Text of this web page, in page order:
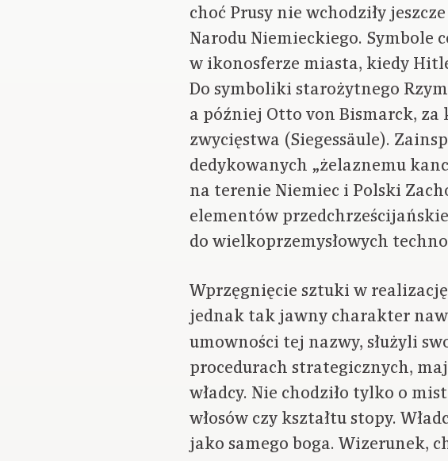
choć Prusy nie wchodziły
Narodu Niemieckiego. Symbole
w ikonosferze miasta, kiedy
Do symboliki starożytnego
a później Otto von Bismarck,
zwycięstwa (Siegessäule).
dedykowanych „żelaznemu
na terenie Niemiec i Polski
elementów
do wielkoprzemysłowych
Wprzęgnięcie sztuki w
jednak tak jawny charakter
umowności tej nazwy, służyli
procedurach strategicznych,
władcy. Nie chodziło tylko o
włosów czy kształtu stopy.
jako samego boga. Wizerunek,